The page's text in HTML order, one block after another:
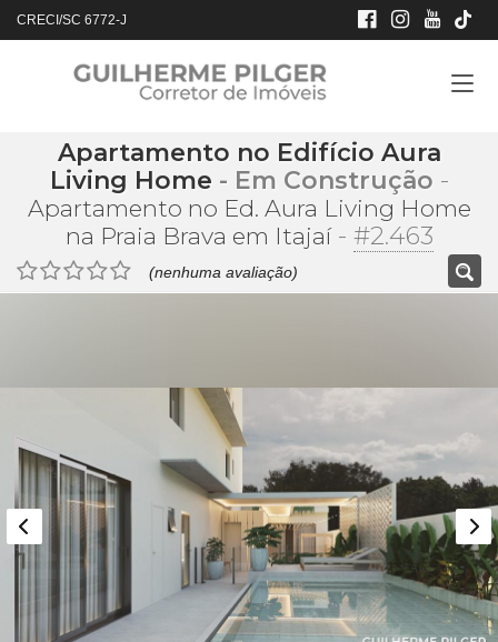
CRECI/SC 6772-J
Apartamento no Edifício Aura
Living Home - Em Construção -
Apartamento no Ed. Aura Living Home
na Praia Brava em Itajaí- #2.463
(nenhuma avaliação)